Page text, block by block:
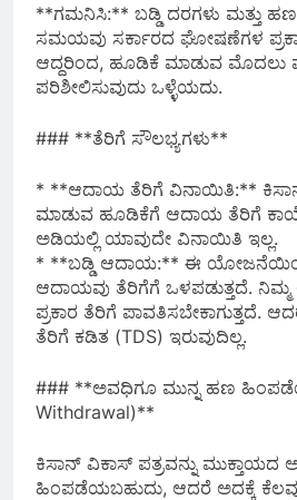
**ಗಮನಿಸಿ:** ಬಡ್ಡಿ ದರಗಳು ಮತ್ತು ಹಣ
ಸಮಯವು ಸರ್ಕಾರದ ಘೋಷಣೆಗಳ
ಆದ್ದರಿಂದ, ಹೂಡಿಕೆ ಮಾಡುವ ಮೊದಲು
ಪರಿಶೀಲಿಸುವುದು ಒಳ್ಳೆಯದು.
### **ತೆರಿಗೆ ಸೌಲಭ್ಯಗಳು**
* **ಆದಾಯ ತೆರಿಗೆ ವಿನಾಯಿತಿ:**
ಮಾಡುವ ಹೂಡಿಕೆಗೆ ಆದಾಯ ತೆರಿಗೆ
ಅಡಿಯಲ್ಲಿ ಯಾವುದೇ ವಿನಾಯಿತಿ ಇಲ್ಲ.
* **ಬಡ್ಡಿ ಆದಾಯ:** ಈ
ಆದಾಯವು ತೆರಿಗೆಗೆ ಒಳಪಡುತ್ತದೆ.
ಪ್ರಕಾರ ತೆರಿಗೆ ಪಾವತಿಸಬೇಕಾಗುತ್ತದೆ.
ತೆರಿಗೆ ಕಡಿತ (TDS) ಇರುವುದಿಲ್ಲ.
### **ಅವಧಿಗೂ ಮುನ್ನ ಹಣ
Withdrawal)**
ಕಿಸಾನ್ ವಿಕಾಸ್ ಪತ್ರವನ್ನು
ಹಿಂಪಡೆಯಬಹುದು, ಆದರೆ ಅದಕ್ಕೆ ಕೆಲವು